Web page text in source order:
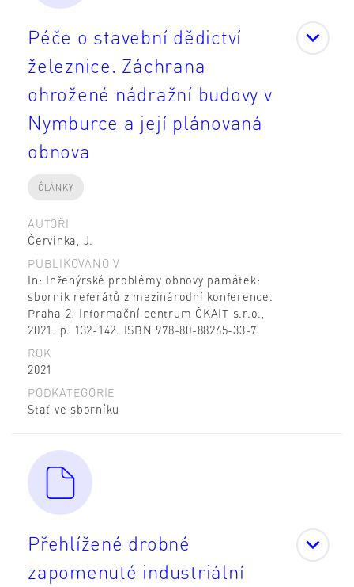
Péče o stavební dědictví
železnice. Záchrana
ohrožené nádražní budovy v
Nymburce a její plánovaná
obnova
ČLÁNKY
AUTOŘI
Červinka, J.
PUBLIKOVÁNO V
In: Inženýrské problémy obnovy památek:
sborník referátů z mezinárodní konference.
Praha 2: Informační centrum ČKAIT s.r.o.,
2021. p. 132-142. ISBN 978-80-88265-33-7.
ROK
2021
PODKATEGORIE
Stať ve sborníku
Přehlížené drobné
zapomenuté industriální